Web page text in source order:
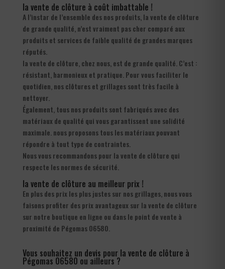
la vente de clôture à coût imbattable !
A l’instar de l’ensemble des nos produits, la vente de clôture
de grande qualité, n’est vraiment pas cher comparé aux
produits et services de faible qualité de grandes marques
réputés.
la vente de clôture, chez nous, est de grande qualité. C’est :
résistant, harmonieux et pratique. Pour vous faciliter le
quotidien, nos clôtures et grillages sont très facile à
nettoyer.
Également, tous nos produits sont fabriqués avec des
matériaux de qualité qui vous garantissent une solidité
maximale. nous proposons tous les matériaux pouvant
répondre à tout type de contraintes.
Nous vous recommandons pour la vente de clôture qui
respecte les normes de sécurité.
la vente de clôture au meilleur prix !
En plus des prix les plus justes sur nos grillages, nous vous
faisons profiter des prix avantageux sur la vente de clôture
sur notre boutique en ligne ou dans le point de vente à
proximité de Pégomas 06580.
Vous souhaitez un devis pour la vente de clôture à
Pégomas 06580 ou ailleurs ?